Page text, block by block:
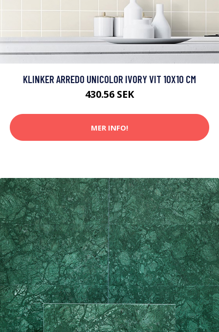
KLINKER ARREDO UNICOLOR IVORY VIT 10X10 CM
430.56 SEK
MER INFO!